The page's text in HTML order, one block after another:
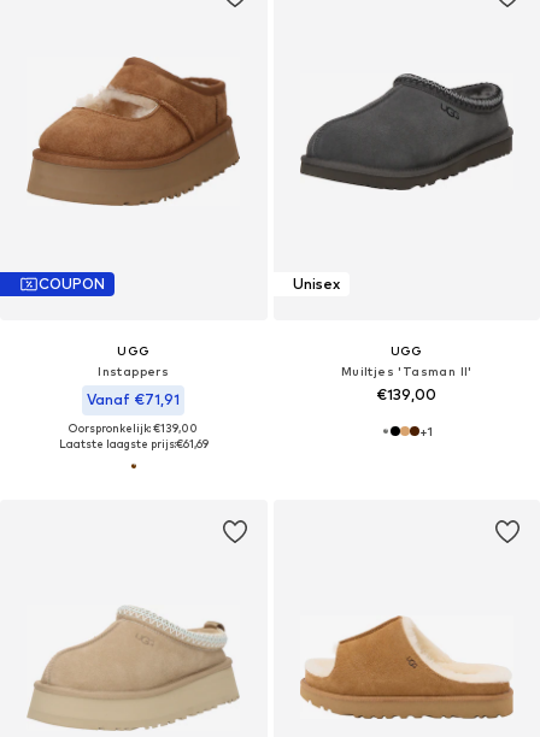
COUPON
UGG
Instappers
Vanaf €71,91
Oorspronkelijk: €139,00
Laatste laagste prijs:€61,69
Unisex
UGG
Muiltjes 'Tasman II'
€139,00
+1